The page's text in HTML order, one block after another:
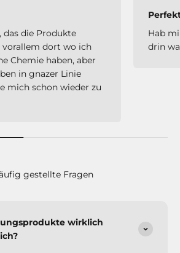
die Produkte
vorallem dort wo ich
Chemie haben, aber
in gnazer Linie
mich schon wieder zu
Hab
drin
gestellte Fragen
wirklich